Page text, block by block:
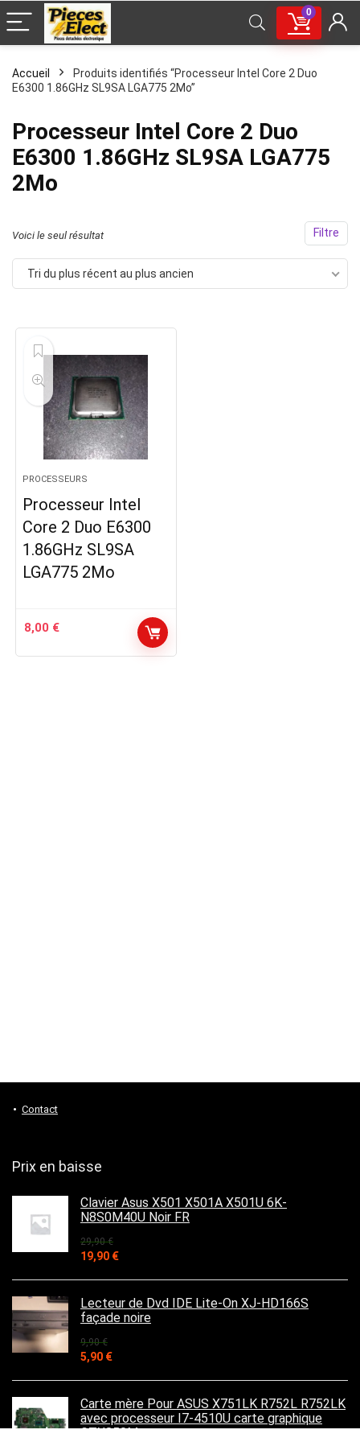
0
Accueil
Produits identifiés “Processeur Intel Core 2 Duo
E6300 1.86GHz SL9SA LGA775 2Mo”
Processeur Intel Core 2 Duo
E6300 1.86GHz SL9SA LGA775
2Mo
Filtre
Voici le seul résultat
Tri du plus récent au plus ancien
PROCESSEURS
Processeur Intel
Core 2 Duo E6300
1.86GHz SL9SA
LGA775 2Mo
8,00 €
Contact
Prix en baisse
Clavier Asus X501 X501A X501U 6K-
N8S0M40U Noir FR
29,90€
Le
initial
était :
29,90 €.
19,90 €Le
actuel
est :
19,90 €.
Lecteur de Dvd IDE Lite-On XJ-HD166S
façade noire
9,90€
Le
initial
était :
9,90 €.
5,90 €Le
actuel
est :
5,90 €.
Carte mère Pour ASUS X751LK R752L R752LK
avec processeur I7-4510U carte graphique
GTX850M